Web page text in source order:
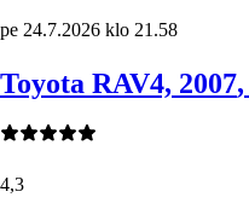
pe 24.7.2026 klo 21.58
Toyota RAV4, 2007
4,3